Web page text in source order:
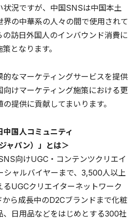
状況ですが、中国SNSは中国本土
界の中華系の人々の間で使用されて
の訪日外国人のインバウンド消費に
となります。
なマーケティングサービスを提供
向けマーケティング施策における更
提供に貢献してまいります。
国人コミュニティ
ャパン）」とは＞
向けUGC・コンテンツクリエイ
シャルバイヤーまで、3,500人以上
るUGCクリエイターネットワーク
から成長中のD2Cブランドまで化粧
、日用品などをはじめとする300社